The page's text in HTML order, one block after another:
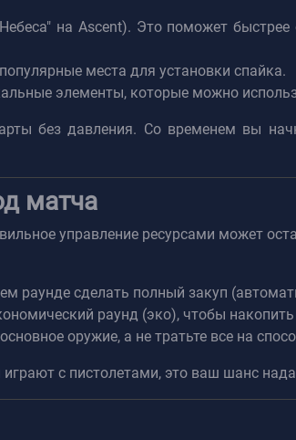
на Ascent). Это поможет
места для установки спайка.
элементы, которые можно
без давления. Со временем вы
матча
управление ресурсами может
раунде сделать полный закуп
раунд (эко), чтобы
оружие, а не тратьте все на
с пистолетами, это ваш шанс